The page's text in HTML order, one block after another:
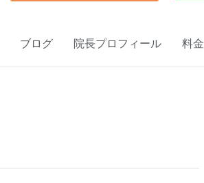
ブログ 院長プロフィール 料金